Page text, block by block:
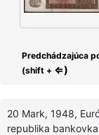
Predchádzajúca
(shift + ⇐)
20 Mark, 1948,
republika